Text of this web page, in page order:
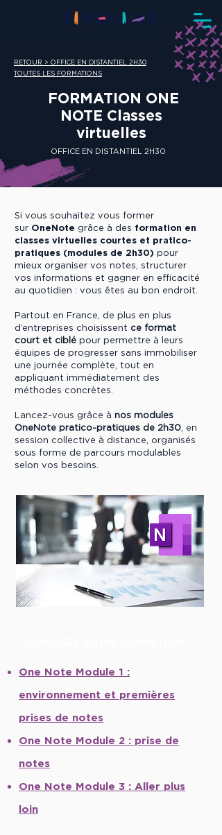
RETOUR > OFFICE EN DISTANTIEL 2H30
TOUTES LES FORMATIONS
FORMATION ONE
NOTE Classes
virtuelles
OFFICE EN DISTANTIEL 2H30
Si vous souhaitez vous former
sur OneNote grâce à des formation en
classes virtuelles courtes et pratico-
pratiques (modules de 2h30) pour
mieux organiser vos notes, structurer
vos informations et gagner en efficacité
au quotidien : vous êtes au bon endroit.
Partout en France, de plus en plus
d’entreprises choisissent ce format
court et ciblé pour permettre à leurs
équipes de progresser sans immobiliser
une journée complète, tout en
appliquant immédiatement des
méthodes concrètes.
Lancez-vous grâce à nos modules
OneNote pratico-pratiques de 2h30 , en
session collective à distance, organisés
sous forme de parcours modulables
selon vos besoins.
One Note Module 1 :
environnement et premières
prises de notes
One Note Module 2 : prise de
notes
One Note Module 3 : Aller plus
loin